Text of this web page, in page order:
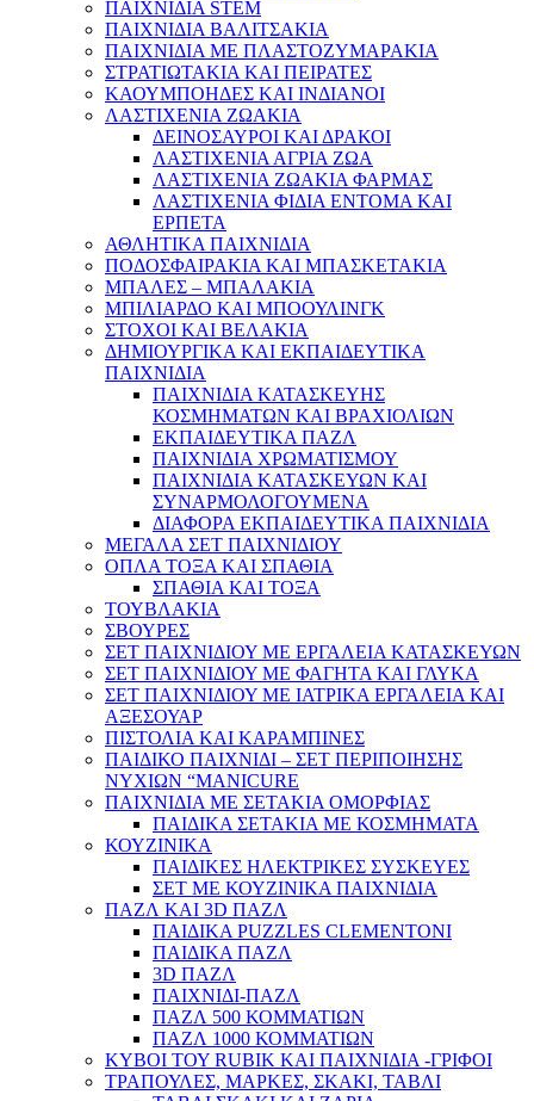
ΠΑΙΧΝΙΔΙΑ STEM
ΠΑΙΧΝΙΔΙΑ ΒΑΛΙΤΣΑΚΙΑ
ΠΑΙΧΝΙΔΙΑ ΜΕ ΠΛΑΣΤΟΖΥΜΑΡΑΚΙΑ
ΣΤΡΑΤΙΩΤΑΚΙΑ ΚΑΙ ΠΕΙΡΑΤΕΣ
ΚΑΟΥΜΠΟΗΔΕΣ ΚΑΙ ΙΝΔΙΑΝΟΙ
ΛΑΣΤΙΧΕΝΙΑ ΖΩΑΚΙΑ
ΔΕΙΝΟΣΑΥΡΟΙ ΚΑΙ ΔΡΑΚΟΙ
ΛΑΣΤΙΧΕΝΙΑ ΑΓΡΙΑ ΖΩΑ
ΛΑΣΤΙΧΕΝΙΑ ΖΩΑΚΙΑ ΦΑΡΜΑΣ
ΛΑΣΤΙΧΕΝΙΑ ΦΙΔΙΑ ΕΝΤΟΜΑ ΚΑΙ
ΕΡΠΕΤΑ
ΑΘΛΗΤΙΚΑ ΠΑΙΧΝΙΔΙΑ
ΠΟΔΟΣΦΑΙΡΑΚΙΑ ΚΑΙ ΜΠΑΣΚΕΤΑΚΙΑ
ΜΠΑΛΕΣ – ΜΠΑΛΑΚΙΑ
ΜΠΙΛΙΑΡΔΟ ΚΑΙ ΜΠΟΟΥΛΙΝΓΚ
ΣΤΟΧΟΙ ΚΑΙ ΒΕΛΑΚΙΑ
ΔΗΜΙΟΥΡΓΙΚΑ ΚΑΙ ΕΚΠΑΙΔΕΥΤΙΚΑ
ΠΑΙΧΝΙΔΙΑ
ΠΑΙΧΝΙΔΙΑ ΚΑΤΑΣΚΕΥΗΣ
ΚΟΣΜΗΜΑΤΩΝ ΚΑΙ ΒΡΑΧΙΟΛΙΩΝ
ΕΚΠΑΙΔΕΥΤΙΚΑ ΠΑΖΛ
ΠΑΙΧΝΙΔΙΑ ΧΡΩΜΑΤΙΣΜΟΥ
ΠΑΙΧΝΙΔΙΑ ΚΑΤΑΣΚΕΥΩΝ ΚΑΙ
ΣΥΝΑΡΜΟΛΟΓΟΥΜΕΝΑ
ΔΙΑΦΟΡΑ ΕΚΠΑΙΔΕΥΤΙΚΑ ΠΑΙΧΝΙΔΙΑ
ΜΕΓΑΛΑ ΣΕΤ ΠΑΙΧΝΙΔΙΟΥ
ΟΠΛΑ ΤΟΞΑ ΚΑΙ ΣΠΑΘΙΑ
ΣΠΑΘΙΑ ΚΑΙ ΤΟΞΑ
ΤΟΥΒΛΑΚΙΑ
ΣΒΟΥΡΕΣ
ΣΕΤ ΠΑΙΧΝΙΔΙΟΥ ΜΕ ΕΡΓΑΛΕΙΑ ΚΑΤΑΣΚΕΥΩΝ
ΣΕΤ ΠΑΙΧΝΙΔΙΟΥ ΜΕ ΦΑΓΗΤΑ ΚΑΙ ΓΛΥΚΑ
ΣΕΤ ΠΑΙΧΝΙΔΙΟΥ ΜΕ ΙΑΤΡΙΚΑ ΕΡΓΑΛΕΙΑ ΚΑΙ
ΑΞΕΣΟΥΑΡ
ΠΙΣΤΟΛΙΑ ΚΑΙ ΚΑΡΑΜΠΙΝΕΣ
ΠΑΙΔΙΚΟ ΠΑΙΧΝΙΔΙ – ΣΕΤ ΠΕΡΙΠΟΙΗΣΗΣ
ΝΥΧΙΩΝ “MANICURE
ΠΑΙΧΝΙΔΙΑ ΜΕ ΣΕΤΑΚΙΑ ΟΜΟΡΦΙΑΣ
ΠΑΙΔΙΚΑ ΣΕΤΑΚΙΑ ΜΕ ΚΟΣΜΗΜΑΤΑ
ΚΟΥΖΙΝΙΚΑ
ΠΑΙΔΙΚΕΣ ΗΛΕΚΤΡΙΚΕΣ ΣΥΣΚΕΥΕΣ
ΣΕΤ ΜΕ ΚΟΥΖΙΝΙΚΑ ΠΑΙΧΝΙΔΙΑ
ΠΑΖΛ ΚΑΙ 3D ΠΑΖΛ
ΠΑΙΔΙΚΑ PUZZLES CLEMENTONI
ΠΑΙΔΙΚΑ ΠΑΖΛ
3D ΠΑΖΛ
ΠΑΙΧΝΙΔΙ-ΠΑΖΛ
ΠΑΖΛ 500 ΚΟΜΜΑΤΙΩΝ
ΠΑΖΛ 1000 ΚΟΜΜΑΤΙΩΝ
ΚΥΒΟΙ ΤΟΥ RUBIK ΚΑΙ ΠΑΙΧΝΙΔΙΑ -ΓΡΙΦΟΙ
ΤΡΑΠΟΥΛΕΣ, ΜΑΡΚΕΣ, ΣΚΑΚΙ, ΤΑΒΛΙ